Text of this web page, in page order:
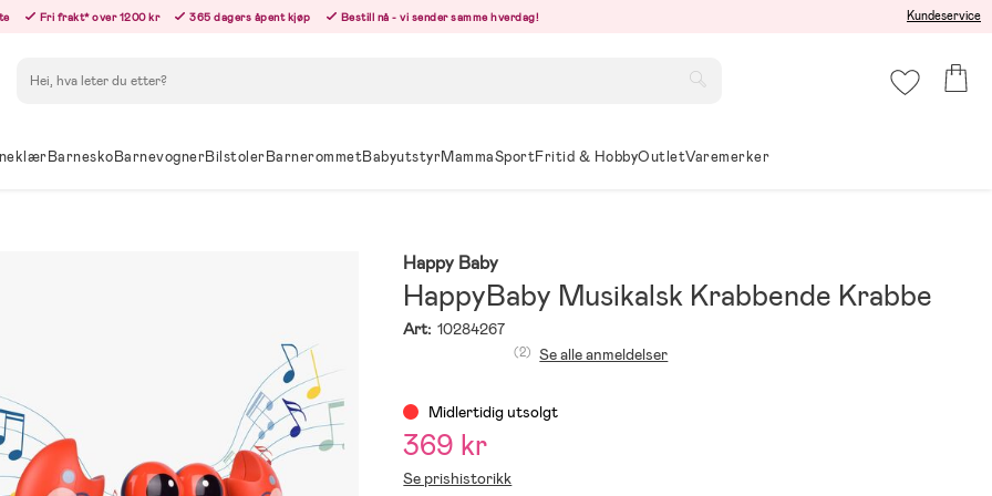
Fri frakt* over 1200 kr 365 dagers åpent kjøp Bestill nå - vi sender samme hverdag! Kundeservice
BarneskoBarnevognerBilstolerBarnerommetBabyutstyrMammaSportFritid & HobbyOutletVaremerker
Happy Baby
HappyBaby Musikalsk Krabbende Krabbe
Art: 10284267
(2) Se alle anmeldelser
Midlertidig utsolgt
369 kr
Se prishistorikk